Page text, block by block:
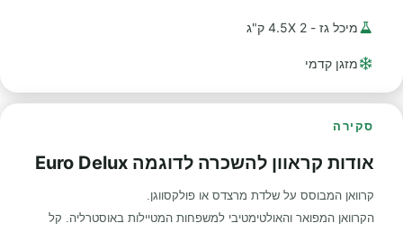
מיכל גז - 2 4.5X ק"ג
מזגן קדמי
סקירה
אודות קראוון להשכרה לדוגמה Euro Delux
קרוואן המבוסס על שלדת מרצדס או פולקסווגן.
הקרוואן המפואר והאולטימטיבי למשפחות המטיילות באוסטרליה. קל